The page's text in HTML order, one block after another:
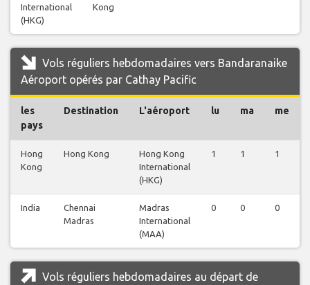
International
(HKG)
Kong
Vols réguliers hebdomadaires vers Bandaranaike
Aéroport opérés par Cathay Pacific
les
pays
Destination L'aéroport lu ma me
Hong
Kong
Hong Kong
Hong Kong
International
(HKG)
1 1 1
India
Chennai
Madras
Madras
International
(MAA)
0 0 0
Vols réguliers hebdomadaires au départ de